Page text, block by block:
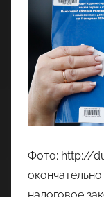
Фото: http://